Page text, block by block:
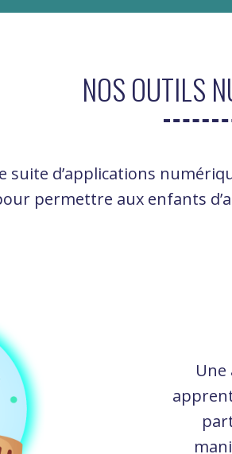
NOS OUTILS
suite d’applications
permettre aux enfants